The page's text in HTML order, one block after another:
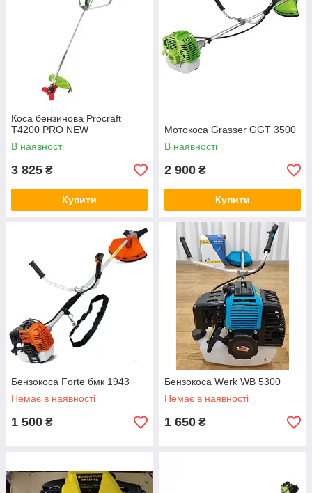
Коса бензинова Procraft
T4200 PRO NEW
В наявності
3 825 ₴
Купити
Мотокоса Grasser GGT 3500
В наявності
2 900 ₴
Купити
Бензокоса Forte бмк 1943
Немає в наявності
1 500 ₴
Бензокоса Werk WB 5300
Немає в наявності
1 650 ₴